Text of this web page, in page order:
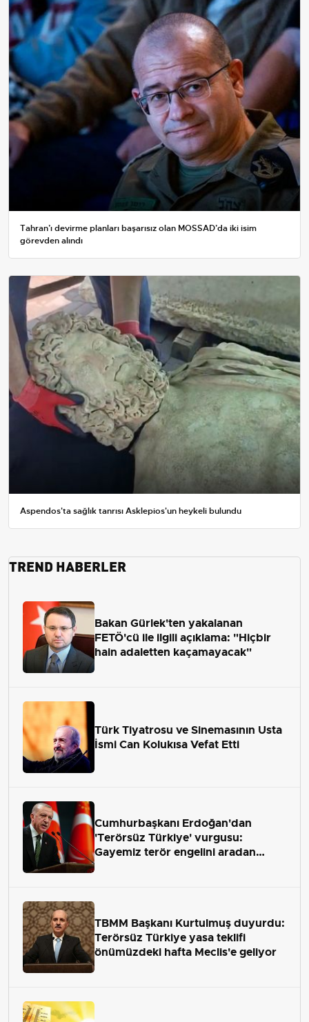
Tahran’ı devirme planları başarısız olan MOSSAD’da iki isim
görevden alındı
Aspendos'ta sağlık tanrısı Asklepios'un heykeli bulundu
TREND HABERLER
Bakan Gürlek'ten yakalanan
FETÖ'cü ile ilgili açıklama: "Hiçbir
hain adaletten kaçamayacak"
Türk Tiyatrosu ve Sinemasının Usta
İsmi Can Kolukısa Vefat Etti
Cumhurbaşkanı Erdoğan'dan
'Terörsüz Türkiye' vurgusu:
Gayemiz terör engelini aradan
TBMM Başkanı Kurtulmuş duyurdu:
Terörsüz Türkiye yasa teklifi
önümüzdeki hafta Meclis'e geliyor